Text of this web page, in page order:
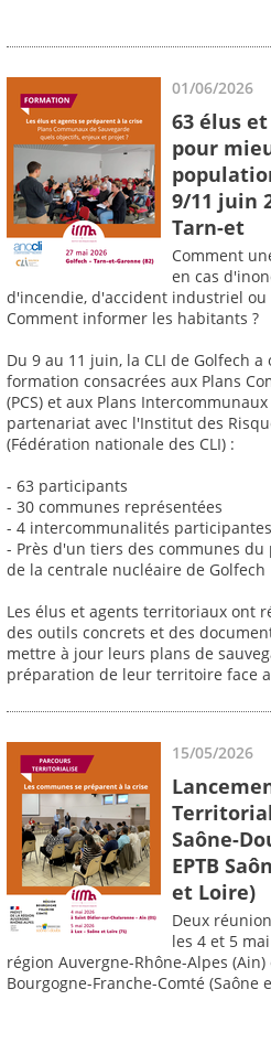
01/06/2026
63 élus
pour
9/11 juin
Tarn-et
Comment
en cas
d'incendie, d'accident industriel ou
Comment informer les habitants ?
Du 9 au 11 juin, la CLI de Golfech
formation consacrées aux Plans
(PCS) et aux Plans Intercommunaux
partenariat avec l'Institut des
(Fédération nationale des CLI) :
- 63 participants
- 30 communes représentées
- 4 intercommunalités participantes
- Près d'un tiers des communes
de la centrale nucléaire de Golfech
Les élus et agents territoriaux ont
des outils concrets et des
mettre à jour leurs plans de
préparation de leur territoire face
15/05/2026
Saône-
EPTB
et Loire)
Deux
les 4 et 5
région Auvergne-Rhône-Alpes
Bourgogne-Franche-Comté (Saône